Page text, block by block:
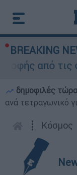
BREAKING
από τις
δημοφιλές
ανά τετραγωνικό
┋ Κόσμος